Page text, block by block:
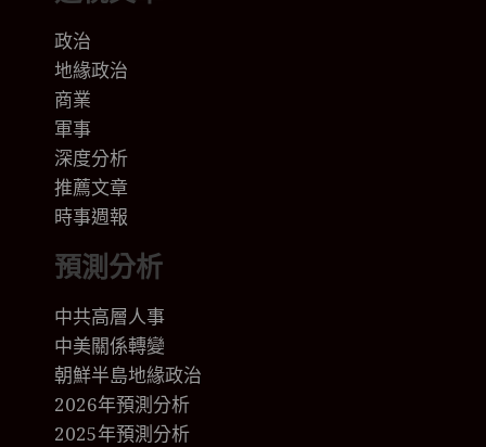
政治
地緣政治
商業
軍事
深度分析
推薦文章
時事週報
預測分析
中共高層人事
中美關係轉變
朝鮮半島地緣政治
2026年預測分析
2025年預測分析